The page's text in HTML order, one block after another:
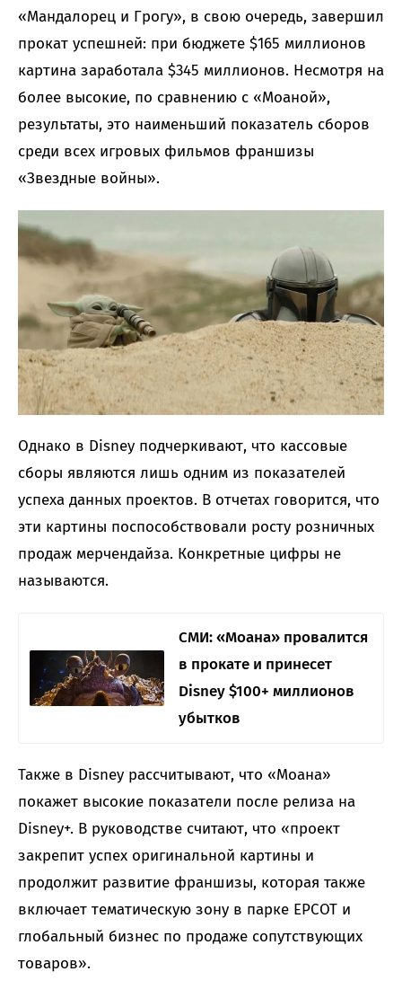
«Мандалорец и Грогу», в свою очередь, завершил
прокат успешней: при бюджете $165 миллионов
картина заработала $345 миллионов. Несмотря на
более высокие, по сравнению с «Моаной»,
результаты, это наименьший показатель сборов
среди всех игровых фильмов франшизы
«Звездные войны».
Однако в Disney подчеркивают, что кассовые
сборы являются лишь одним из показателей
успеха данных проектов. В отчетах говорится, что
эти картины поспособствовали росту розничных
продаж мерчендайза. Конкретные цифры не
называются.
СМИ: «Моана» провалится
в прокате и принесет
Disney $100+ миллионов
убытков
Также в Disney рассчитывают, что «Моана»
покажет высокие показатели после релиза на
Disney+. В руководстве считают, что «проект
закрепит успех оригинальной картины и
продолжит развитие франшизы, которая также
включает тематическую зону в парке EPCOT и
глобальный бизнес по продаже сопутствующих
товаров».